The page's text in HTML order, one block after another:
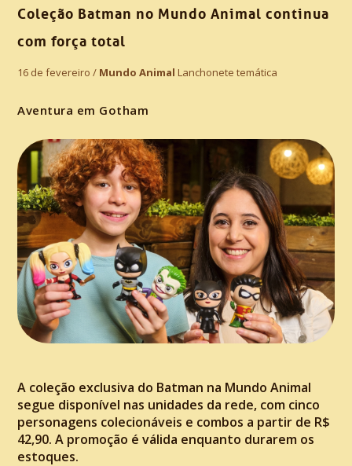
Coleção Batman no Mundo Animal continua
com força total
16 de fevereiro / Mundo Animal Lanchonete temática
Aventura em Gotham
A coleção exclusiva do Batman na Mundo Animal
segue disponível nas unidades da rede, com cinco
personagens colecionáveis e combos a partir de R$
42,90. A promoção é válida enquanto durarem os
estoques.